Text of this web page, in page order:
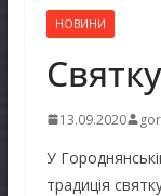
НОВИНИ
13.09.2020
У
традиція